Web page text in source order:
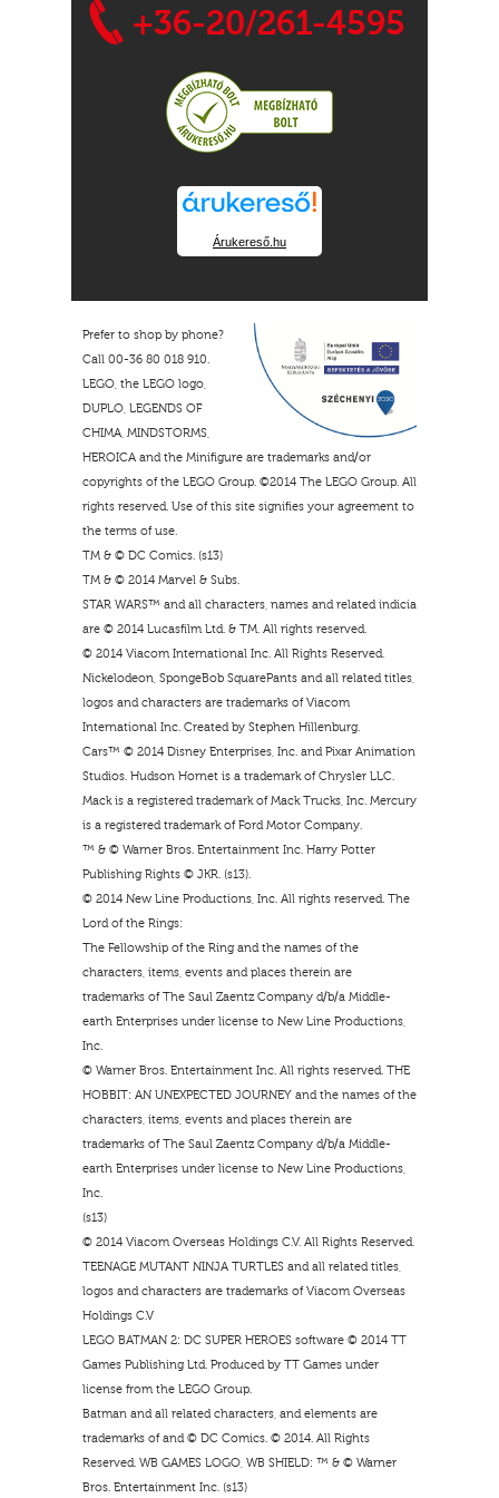
+36-20/261-4595
Árukereső.hu
Prefer to shop by phone?
Call 00-36 80 018 910.
LEGO, the LEGO logo,
DUPLO, LEGENDS OF
CHIMA, MINDSTORMS,
HEROICA and the Minifigure are trademarks and/or
copyrights of the LEGO Group. ©2014 The LEGO Group. All
rights reserved. Use of this site signifies your agreement to
the terms of use.
TM & © DC Comics. (s13)
TM & © 2014 Marvel & Subs.
STAR WARS™ and all characters, names and related indicia
are © 2014 Lucasfilm Ltd. & TM. All rights reserved.
© 2014 Viacom International Inc. All Rights Reserved.
Nickelodeon, SpongeBob SquarePants and all related titles,
logos and characters are trademarks of Viacom
International Inc. Created by Stephen Hillenburg.
Cars™ © 2014 Disney Enterprises, Inc. and Pixar Animation
Studios. Hudson Hornet is a trademark of Chrysler LLC.
Mack is a registered trademark of Mack Trucks, Inc. Mercury
is a registered trademark of Ford Motor Company.
™ & © Warner Bros. Entertainment Inc. Harry Potter
Publishing Rights © JKR. (s13).
© 2014 New Line Productions, Inc. All rights reserved. The
Lord of the Rings:
The Fellowship of the Ring and the names of the
characters, items, events and places therein are
trademarks of The Saul Zaentz Company d/b/a Middle-
earth Enterprises under license to New Line Productions,
Inc.
© Warner Bros. Entertainment Inc. All rights reserved. THE
HOBBIT: AN UNEXPECTED JOURNEY and the names of the
characters, items, events and places therein are
trademarks of The Saul Zaentz Company d/b/a Middle-
earth Enterprises under license to New Line Productions,
Inc.
(s13)
© 2014 Viacom Overseas Holdings C.V. All Rights Reserved.
TEENAGE MUTANT NINJA TURTLES and all related titles,
logos and characters are trademarks of Viacom Overseas
Holdings C.V
LEGO BATMAN 2: DC SUPER HEROES software © 2014 TT
Games Publishing Ltd. Produced by TT Games under
license from the LEGO Group.
Batman and all related characters, and elements are
trademarks of and © DC Comics. © 2014. All Rights
Reserved. WB GAMES LOGO, WB SHIELD: ™ & © Warner
Bros. Entertainment Inc. (s13)